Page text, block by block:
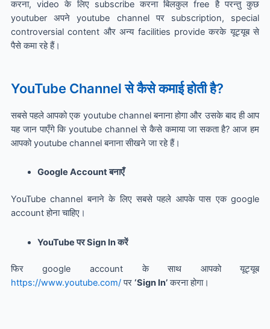
करना, video के लिए subscribe करना बिलकुल free है परन्तु कुछ
youtuber अपने youtube channel पर subscription, special
controversial content और अन्य facilities provide करके यूट्यूब से
पैसे कमा रहे हैं।
YouTube Channel से कैसे कमाई होती है?
सबसे पहले आपको एक youtube channel बनाना होगा और उसके बाद ही आप
यह जान पाएँगे कि youtube channel से कैसे कमाया जा सकता है? आज हम
आपको youtube channel बनाना सीखने जा रहे हैं।
Google Account बनाएँ
YouTube channel बनाने के लिए सबसे पहले आपके पास एक google
account होना चाहिए।
YouTube पर Sign In करें
फिर google account के साथ आपको यूट्यूब
https://www.youtube.com/पर ‘Sign In’करना होगा।